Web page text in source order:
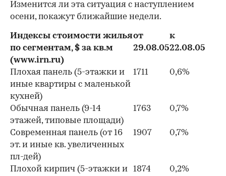
Изменится ли эта ситуация с наступлением
осени, покажут ближайшие недели.
Индексы стоимости жилья
по сегментам, $ за кв.м
(www.irn.ru)
от
29.08.05
к
22.08.05
Плохая панель (5-этажки и
иные квартиры с маленькой
кухней)
1711 0,6%
Обычная панель (9-14
этажей, типовые площади)
1763 0,7%
Современная панель (от 16
эт. и иные кв. увеличенных
пл-дей)
1907 0,7%
Плохой кирпич (5-этажки и
1874 0,2%